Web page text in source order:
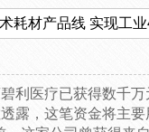
耗材产品线 实现工
利医疗已获得数千
露，这笔资金将主